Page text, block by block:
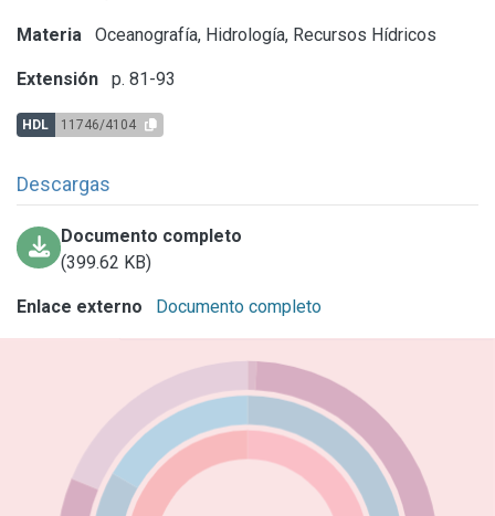
Materia Oceanografía, Hidrología, Recursos Hídricos
Extensión p. 81-93
HDL 11746/4104
Descargas
Documento completo
(399.62 KB)
Enlace externo Documento completo